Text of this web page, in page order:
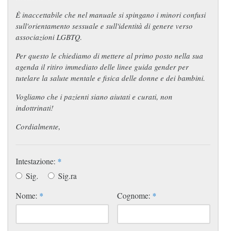
È inaccettabile che nel manuale si spingano i minori confusi
sull'orientamento sessuale e sull'identità di genere verso
associazioni LGBTQ.
Per questo le chiediamo di mettere al primo posto nella sua
agenda il ritiro immediato delle linee guida gender per
tutelare la salute mentale e fisica delle donne e dei bambini.
Vogliamo che i pazienti siano aiutati e curati, non
indottrinati!
Cordialmente,
Intestazione: *
Sig.
Sig.ra
Nome: * Cognome: *